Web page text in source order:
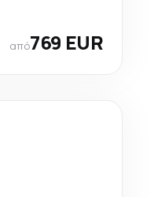
από769 EUR